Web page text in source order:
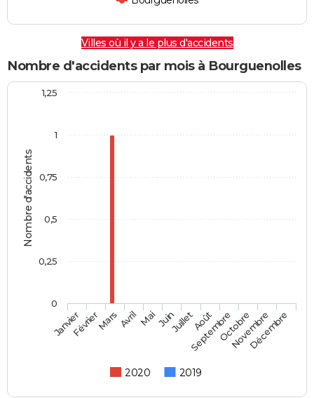
Villes où il y a le plus d'accidents
Nombre d'accidents par mois à Bourguenolles
Nombre d'accidents
2020 2019
JanvierFévrierMars AvrilMaiJuinJuilletAoût
SeptembreOctobre
Novembre
Décembre
0
1
0,25
0,5
0,75
1,25